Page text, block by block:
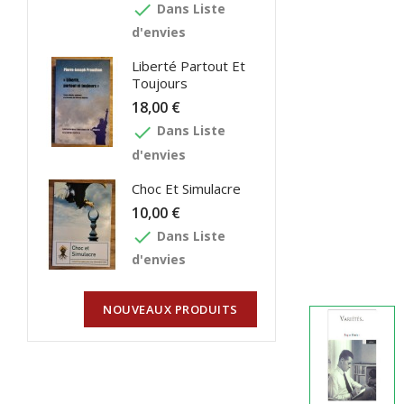
done Dans Liste
d'envies
Liberté Partout Et
Toujours
18,00 €
done Dans Liste
d'envies
Choc Et Simulacre
10,00 €
done Dans Liste
d'envies
NOUVEAUX PRODUITS